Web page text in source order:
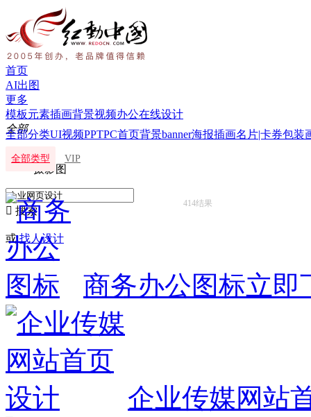
首页
AI出图
更多
模板元素插画背景视频办公在线设计
全部
全部
摄影图
 搜索
414结果
或 找人设计
全部分类UI视频PPTPC首页背景banner海报插画名片|卡券包装
全部类型 VIP
商务办公图标立即
企业传媒网站